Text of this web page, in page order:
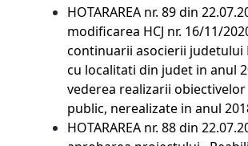
HOTARAREA nr. 89 din
modificarea HCJ nr. 16/11/
continuarii asocierii judetului
cu localitati din judet in anul
vederea realizarii
public, nerealizate in anul
HOTARAREA nr. 88 din